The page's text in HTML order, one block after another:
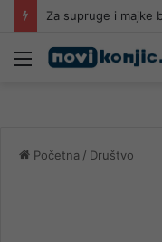
Meni
Početna / Društvo